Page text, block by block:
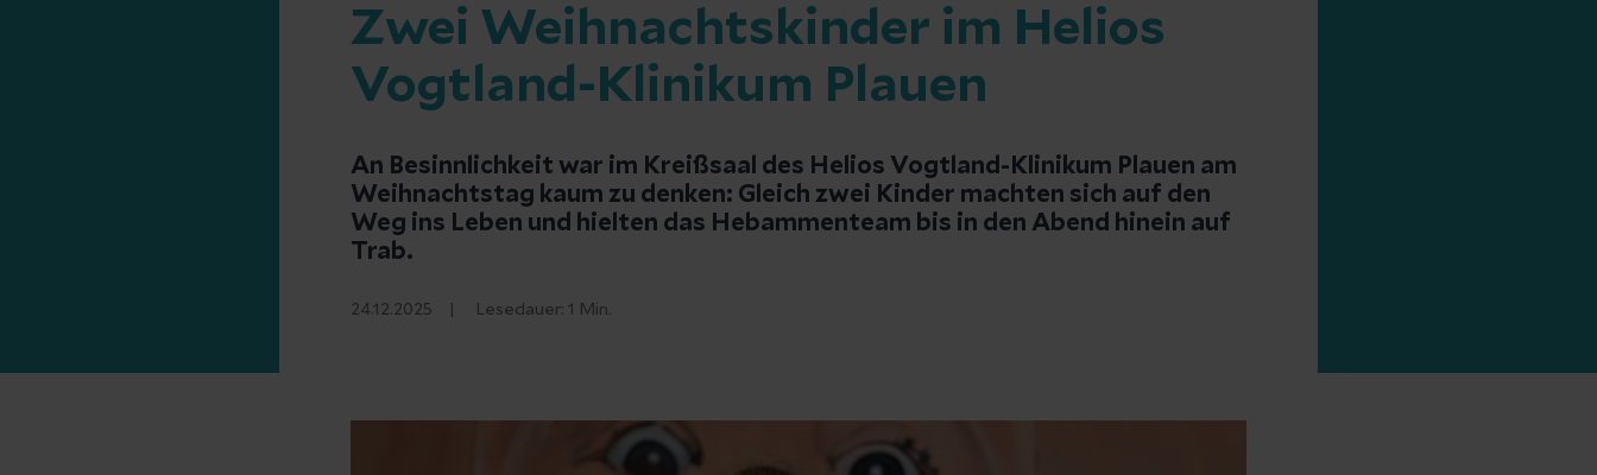
Zwei Weihnachtskinder im Helios
Vogtland-Klinikum Plauen
An Besinnlichkeit war im Kreißsaal des Helios Vogtland-Klinikum Plauen am
Weihnachtstag kaum zu denken: Gleich zwei Kinder machten sich auf den
Weg ins Leben und hielten das Hebammenteam bis in den Abend hinein auf
Trab.
24.12.2025 Lesedauer: 1 Min.